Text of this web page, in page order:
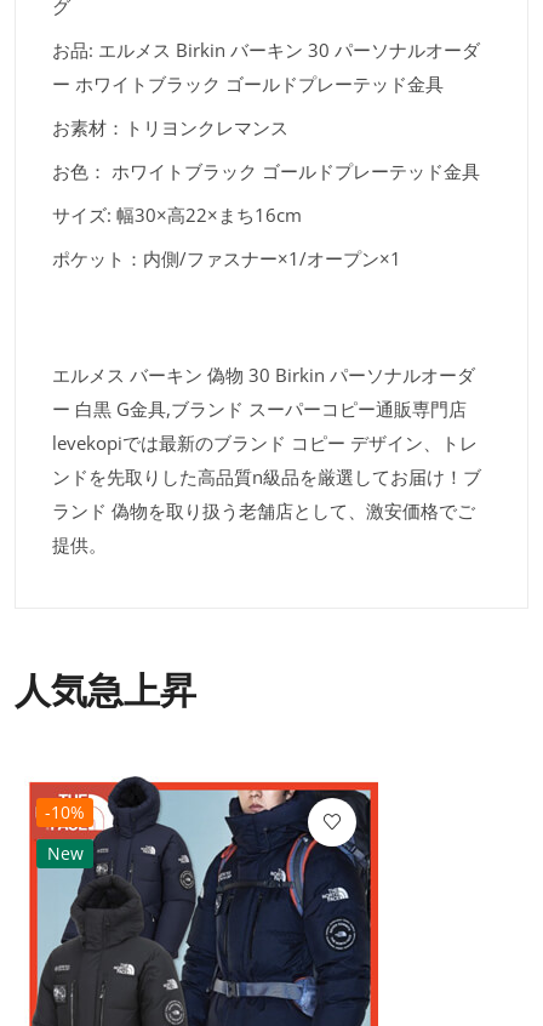
グ
お品: エルメス Birkin バーキン 30 パーソナルオーダ
ー ホワイトブラック ゴールドプレーテッド金具
お素材：トリヨンクレマンス
お色： ホワイトブラック ゴールドプレーテッド金具
サイズ: 幅30×高22×まち16cm
ポケット：内側/ファスナー×1/オープン×1
エルメス バーキン 偽物 30 Birkin パーソナルオーダ
ー 白黒 G金具,ブランド スーパーコピー通販専門店
levekopiでは最新のブランド コピー デザイン、トレ
ンドを先取りした高品質n級品を厳選してお届け！ブ
ランド 偽物を取り扱う老舗店として、激安価格でご
提供。
人気急上昇
-10%
New